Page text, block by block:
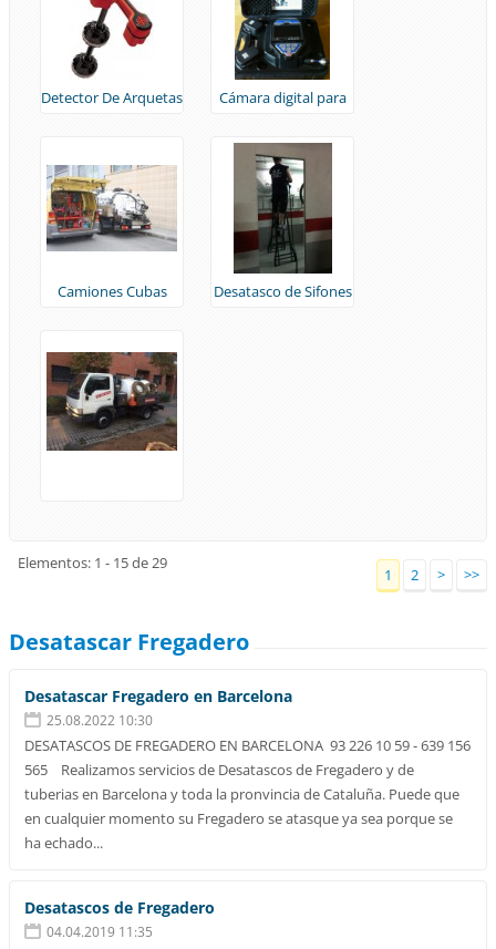
Detector De Arquetas
Cámara digital para
Camiones Cubas Desatasco de Sifones
Elementos: 1 - 15 de 29
1 2 > >>
Desatascar Fregadero
Desatascar Fregadero en Barcelona
25.08.2022 10:30
DESATASCOS DE FREGADERO EN BARCELONA 93 226 10 59 - 639 156
565 Realizamos servicios de Desatascos de Fregadero y de
tuberias en Barcelona y toda la pronvincia de Cataluña. Puede que
en cualquier momento su Fregadero se atasque ya sea porque se
ha echado...
Desatascos de Fregadero
04.04.2019 11:35